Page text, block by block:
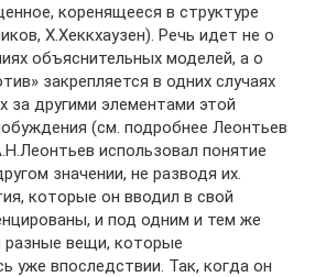
коренящееся в структуре
Х.Хеккхаузен). Речь идет не о
объяснительных моделей, а о
закрепляется в одних случаях
за другими элементами этой
(см. подробнее Леонтьев
использовал понятие
значении, не разводя их.
которые он вводил в свой
и под одним и тем же
вещи, которые
уже впоследствии. Так, когда он